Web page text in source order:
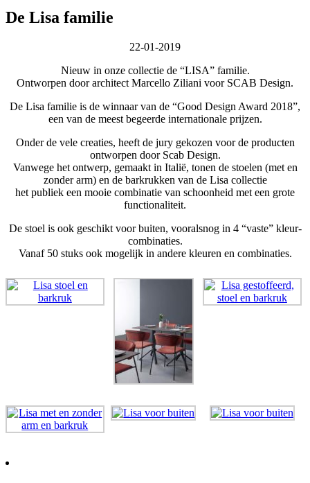
De Lisa familie
22-01-2019
Nieuw in onze collectie de “LISA” familie.
Ontworpen door architect Marcello Ziliani voor SCAB Design.
De Lisa familie is de winnaar van de “Good Design Award 2018”,
een van de meest begeerde internationale prijzen.
Onder de vele creaties, heeft de jury gekozen voor de producten
ontworpen door Scab Design.
Vanwege het ontwerp, gemaakt in Italië, tonen de stoelen (met en
zonder arm) en de barkrukken van de Lisa collectie
het publiek een mooie combinatie van schoonheid met een grote
functionaliteit.
De stoel is ook geschikt voor buiten, vooralsnog in 4 “vaste” kleur-
combinaties.
Vanaf 50 stuks ook mogelijk in andere kleuren en combinaties.